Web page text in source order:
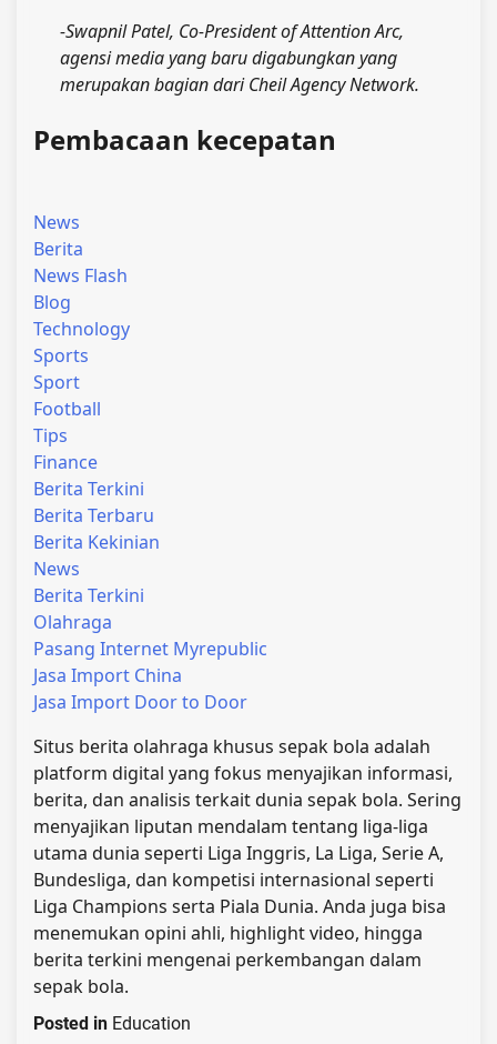
-Swapnil Patel, Co-President of Attention Arc,
agensi media yang baru digabungkan yang
merupakan bagian dari Cheil Agency Network.
Pembacaan kecepatan
News
Berita
News Flash
Blog
Technology
Sports
Sport
Football
Tips
Finance
Berita Terkini
Berita Terbaru
Berita Kekinian
News
Berita Terkini
Olahraga
Pasang Internet Myrepublic
Jasa Import China
Jasa Import Door to Door
Situs berita olahraga khusus sepak bola adalah
platform digital yang fokus menyajikan informasi,
berita, dan analisis terkait dunia sepak bola. Sering
menyajikan liputan mendalam tentang liga-liga
utama dunia seperti Liga Inggris, La Liga, Serie A,
Bundesliga, dan kompetisi internasional seperti
Liga Champions serta Piala Dunia. Anda juga bisa
menemukan opini ahli, highlight video, hingga
berita terkini mengenai perkembangan dalam
sepak bola.
Posted in Education